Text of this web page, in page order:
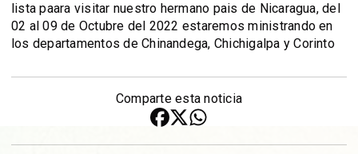
lista paara visitar nuestro hermano pais de Nicaragua, del
02 al 09 de Octubre del 2022 estaremos ministrando en
los departamentos de Chinandega, Chichigalpa y Corinto
Comparte esta noticia